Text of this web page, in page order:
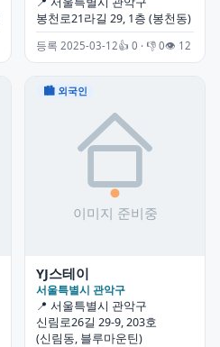
봉천로21라길 29, 1층 (봉천동)
등록 2025-03-12👍 0 · 👎 0👁 12
🏙 외국인
YJ스테이
서울특별시 관악구
📍 서울특별시 관악구
신림로26길 29-9, 203호
(신림동, 블루마운틴)